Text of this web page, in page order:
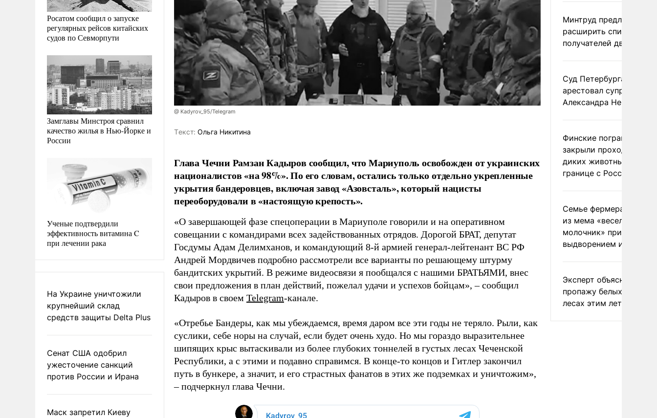
Росатом сообщил о запуске
регулярных рейсов китайских
судов по Севморпути
Замглавы Минстроя сравнил
качество жилья в Нью-Йорке и
России
Ученые подтвердили
эффективность витамина C
при лечении рака
На Украине уничтожили
крупнейший склад
средств защиты Delta Plus
Сенат США одобрил
ужесточение санкций
против России и Ирана
Маск запретил Киеву
@ Kadyrov_95/Telegram
Tекст: Ольга Никитина
Глава Чечни Рамзан Кадыров сообщил, что Мариуполь освобожден от украинских
националистов «на 98%». По его словам, остались только отдельно укрепленные
укрытия бандеровцев, включая завод «Азовсталь», который нацисты
переоборудовали в «настоящую крепость».
«О завершающей фазе спецоперации в Мариуполе говорили и на оперативном
совещании с командирами всех задействованных отрядов. Дорогой БРАТ, депутат
Госдумы Адам Делимханов, и командующий 8-й армией генерал-лейтенант ВС РФ
Андрей Мордвичев подробно рассмотрели все варианты по решающему штурму
бандитских укрытий. В режиме видеосвязи я пообщался с нашими БРАТЬЯМИ, внес
свои предложения в план действий, пожелал удачи и успехов бойцам», – сообщил
Кадыров в своем Telegram-канале.
«Отребье Бандеры, как мы убеждаемся, время даром все эти годы не теряло. Рыли, как
суслики, себе норы на случай, если будет очень худо. Но мы гораздо выразительнее
шипящих крыс вытаскивали из более глубоких тоннелей в густых лесах Чеченской
Республики, а с этими и подавно справимся. В конце-то концов и Гитлер закончил
путь в бункере, а значит, и его страстных фанатов в этих же подземках и уничтожим»,
– подчеркнул глава Чечни.
Минтруд предложил
расширить список
получателей двух
Суд Петербурга заочно
арестовал супругу
Александра Невзорова
Финские пограничники
закрыли проходы для
диких животных на
границе с Россией
Семье фермера
из мема «веселый
молочник» пригрозили
выдворением из
Эксперт объяснил
пропажу белых грибов
лесах этим летом